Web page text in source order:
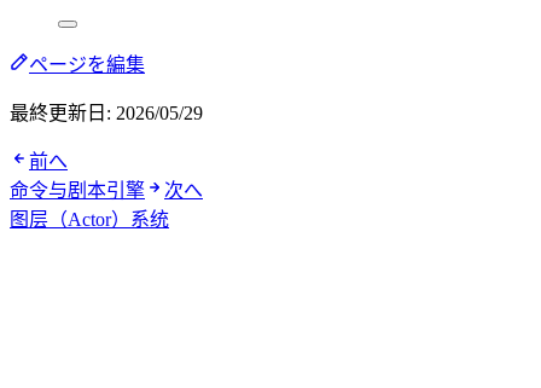
ページを編集
最終更新日: 2026/05/29
前へ
命令与剧本引擎
次へ
图层（Actor）系统